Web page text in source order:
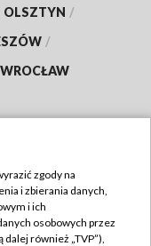
OLSZTYN /
/
WROCŁAW
zgody na
i zbierania danych,
i ich
osobowych przez
dalej również „TVP”),